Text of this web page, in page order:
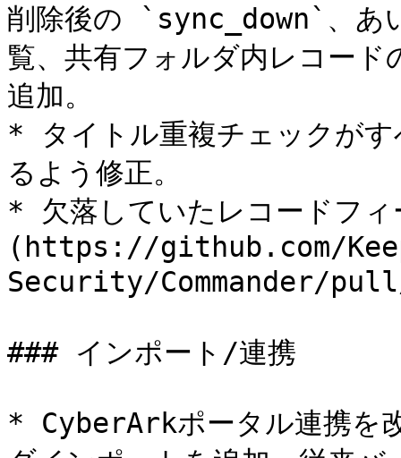
削除後の `sync_down`、あ
覧、共有フォルダ内レコー
追加。
* タイトル重複チェックがす
るよう修正。
* 欠落していたレコードフ
(https://github.com/
Security/Commander/
### インポート/連携
* CyberArkポータル連携を